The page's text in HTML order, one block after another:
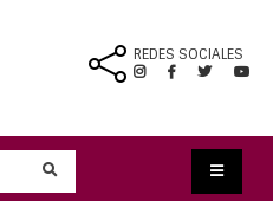
REDES SOCIALES